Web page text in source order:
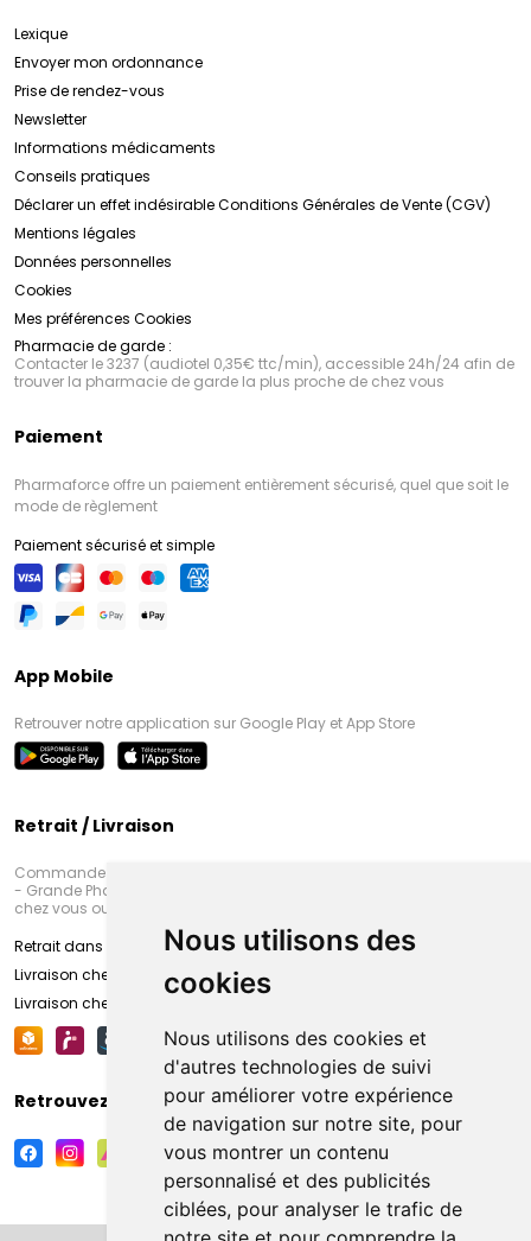
Nous utilisons des
cookies
Nous utilisons des cookies et
d'autres technologies de suivi
pour améliorer votre expérience
de navigation sur notre site, pour
vous montrer un contenu
personnalisé et des publicités
ciblées, pour analyser le trafic de
Lexique
Envoyer mon ordonnance
Prise de rendez-vous
Newsletter
Informations médicaments
Conseils pratiques
Déclarer un effet indésirableConditions Générales de Vente (CGV)
Mentions légales
Données personnelles
Cookies
Mes préférences Cookies
Pharmacie de garde :
Contacter le 3237 (audiotel 0,35€ ttc/min), accessible 24h/24 afin de
trouver la pharmacie de garde la plus proche de chez vous
Paiement
Pharmaforce offre un paiement entièrement sécurisé, quel que soit le
mode de règlement
Paiement sécurisé et simple
App Mobile
Retrouver notre application sur Google Play et App Store
Retrait / Livraison
Commandez en ligne et venez chercher votre commande à Amiens
- Grande Pharmacie d’Amiens (Fachon) ou recevez-là rapidement
chez vous ou en point retrait
Retrait dans la pharmacie d’Amiens
Livraison chez vous
Livraison chez votre commerçant
Retrouvez-nous sur vos réseaux sociaux